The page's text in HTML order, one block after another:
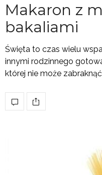
Makaron z
bakaliami
Święta to czas wielu
innymi rodzinnego
której nie może